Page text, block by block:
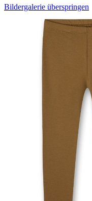
Bildergalerie überspringen